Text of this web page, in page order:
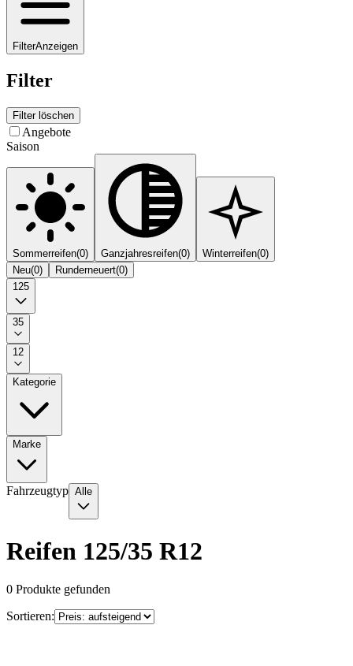
FilterAnzeigen
Filter
Filter löschen
Angebote
Saison
Sommerreifen(0) Ganzjahresreifen(0) Winterreifen(0)
Neu(0) Runderneuert(0)
125
35
12
Kategorie
Marke
Fahrzeugtyp Alle
Reifen 125/35 R12
0 Produkte gefunden
Sortieren: